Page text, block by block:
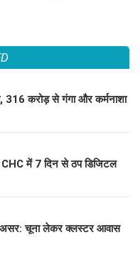
करोड़ से गंगा और कर्मनाशा
CHC में 7 दिन से ठप डिजिटल
असर: चूना लेकर क्लस्टर आवास